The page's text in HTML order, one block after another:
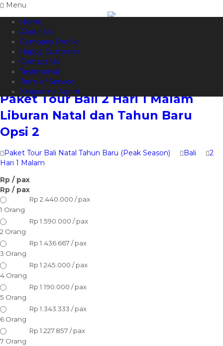
Menu
Home
About Us
Company Profile
Happy Customer
Contact Us
Testimonial
Term of Service
Kerjasama Agent
Informasi lebih lanjut?
Paket Tour Bali 2 Hari 1 Malam
Liburan Natal dan Tahun Baru
Opsi 2
Paket Tour Bali Natal Tahun Baru (Peak Season) Bali
2
Hari 1 Malam
Rp / pax
Rp / pax
1 Orang
Rp 2.440.000 / pax
2 Orang
Rp 1.590.000 / pax
3 Orang
Rp 1.436.667 / pax
4 Orang
Rp 1.245.000 / pax
5 Orang
Rp 1.190.000 / pax
6 Orang
Rp 1.343.333 / pax
7 Orang
Rp 1.227.857 / pax